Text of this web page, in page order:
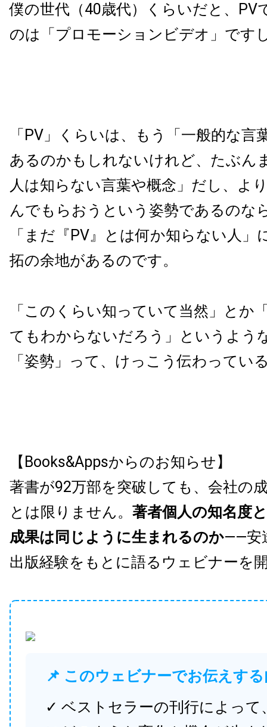
僕の世代（40歳代）くらいだと、 PV
のは「プロモーションビデオ」です
「 PV 」くらいは、もう「一般的な言
あるのかもしれないけれど、たぶん
人は知らない言葉や概念」だし、よ
んでもらおうという姿勢であるのな
「まだ『 PV』とは何か知らない人」
拓の余地があるのです。
「このくらい知っていて当然」とか
てもわからないだろう」というよう
「姿勢」って、けっこう伝わってい
【Books&Appsからのお知らせ】
著書が92万部を突破しても、会社の
とは限りません。 著者個人の知名度
成果は同じように生まれるのか——安
出版経験をもとに語るウェビナーを
📌 このウェビナーでお伝えす
✓ ベストセラーの刊行によって